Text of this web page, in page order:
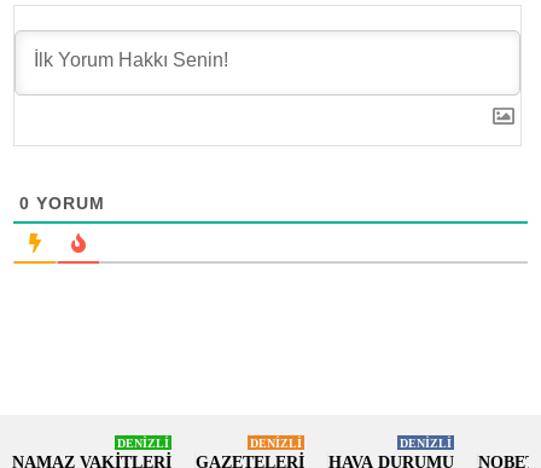
0 YORUM
NAMAZ VAKİTLERİ
DENİZLİ
GAZETELERİ
DENİZLİ
HAVA DURUMU
DENİZLİ